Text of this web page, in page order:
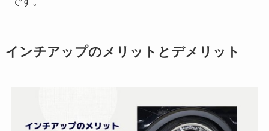
インチアップのメリットとデメリット